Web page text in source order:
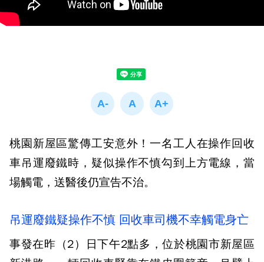
桃園新屋區驚傳工安意外！一名工人在操作回收
車吊運廢鐵時，疑似操作不慎勾到上方電線，當
場觸電，送醫後仍宣告不治。
吊運廢鐵疑操作不慎 回收車司機不幸觸電身亡
事發在昨（2）日下午2點多，位於桃園市新屋區